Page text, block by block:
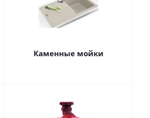
Каменные мойки